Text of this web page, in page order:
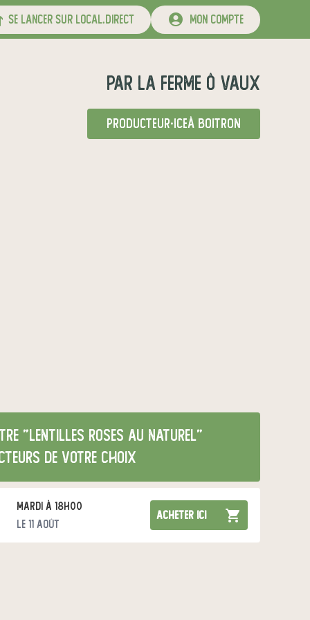
se lancer sur local.direct mon compte
par La Ferme Ô Vaux
producteur·iceà Boitron
"Lentilles Roses au naturel"
de votre choix
mardi à 18h00
le 11 août
acheter ici